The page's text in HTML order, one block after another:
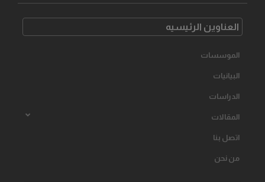
العناوین الرئیسیه
الموسسات
البیانیات
الدراسات
المقالات
اتصل بنا
من نحن